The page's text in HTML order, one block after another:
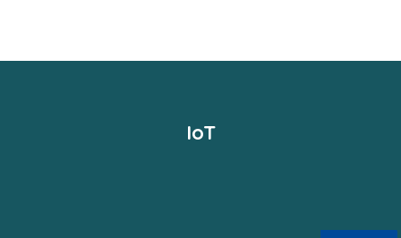
IoT